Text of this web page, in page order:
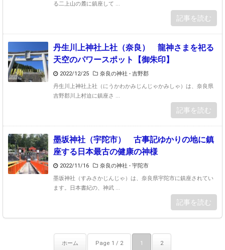
る二上山の麓に鎮座して ...
記事を読む
丹生川上神社上社（奈良） 龍神さまを祀る
天空のパワースポット【御朱印】
2022/12/25
奈良の神社 - 吉野郡
丹生川上神社上社（にうかわかみじんじゃかみしゃ）は、奈良県
吉野郡川上村迫に鎮座さ ...
記事を読む
墨坂神社（宇陀市） 古事記ゆかりの地に鎮
座する日本最古の健康の神様
2022/11/16
奈良の神社 - 宇陀市
墨坂神社（すみさかじんじゃ）は、奈良県宇陀市に鎮座されてい
ます。日本書紀の、神武 ...
記事を読む
ホーム Page 1 / 2 1 2